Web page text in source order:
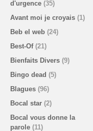
d'urgence (35)
Avant moi je croyais (1)
Beb el web (24)
Best-Of (21)
Bienfaits Divers (9)
Bingo dead (5)
Blagues (96)
Bocal star (2)
Bocal vous donne la
parole (11)